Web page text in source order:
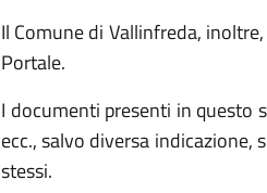
Il Comune di Vallinfreda,
Portale.
I documenti presenti in questo
ecc., salvo diversa
stessi.